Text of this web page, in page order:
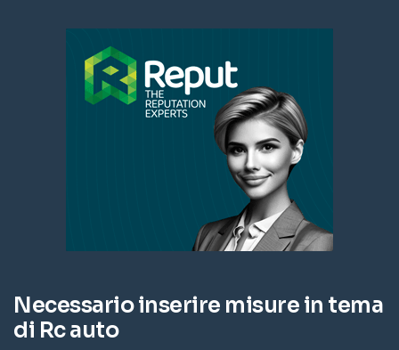
Necessario inserire misure in tema
di Rc auto